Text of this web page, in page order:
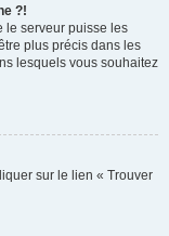
?!
le serveur puisse les
plus précis dans les
lesquels vous souhaitez
sur le lien « Trouver